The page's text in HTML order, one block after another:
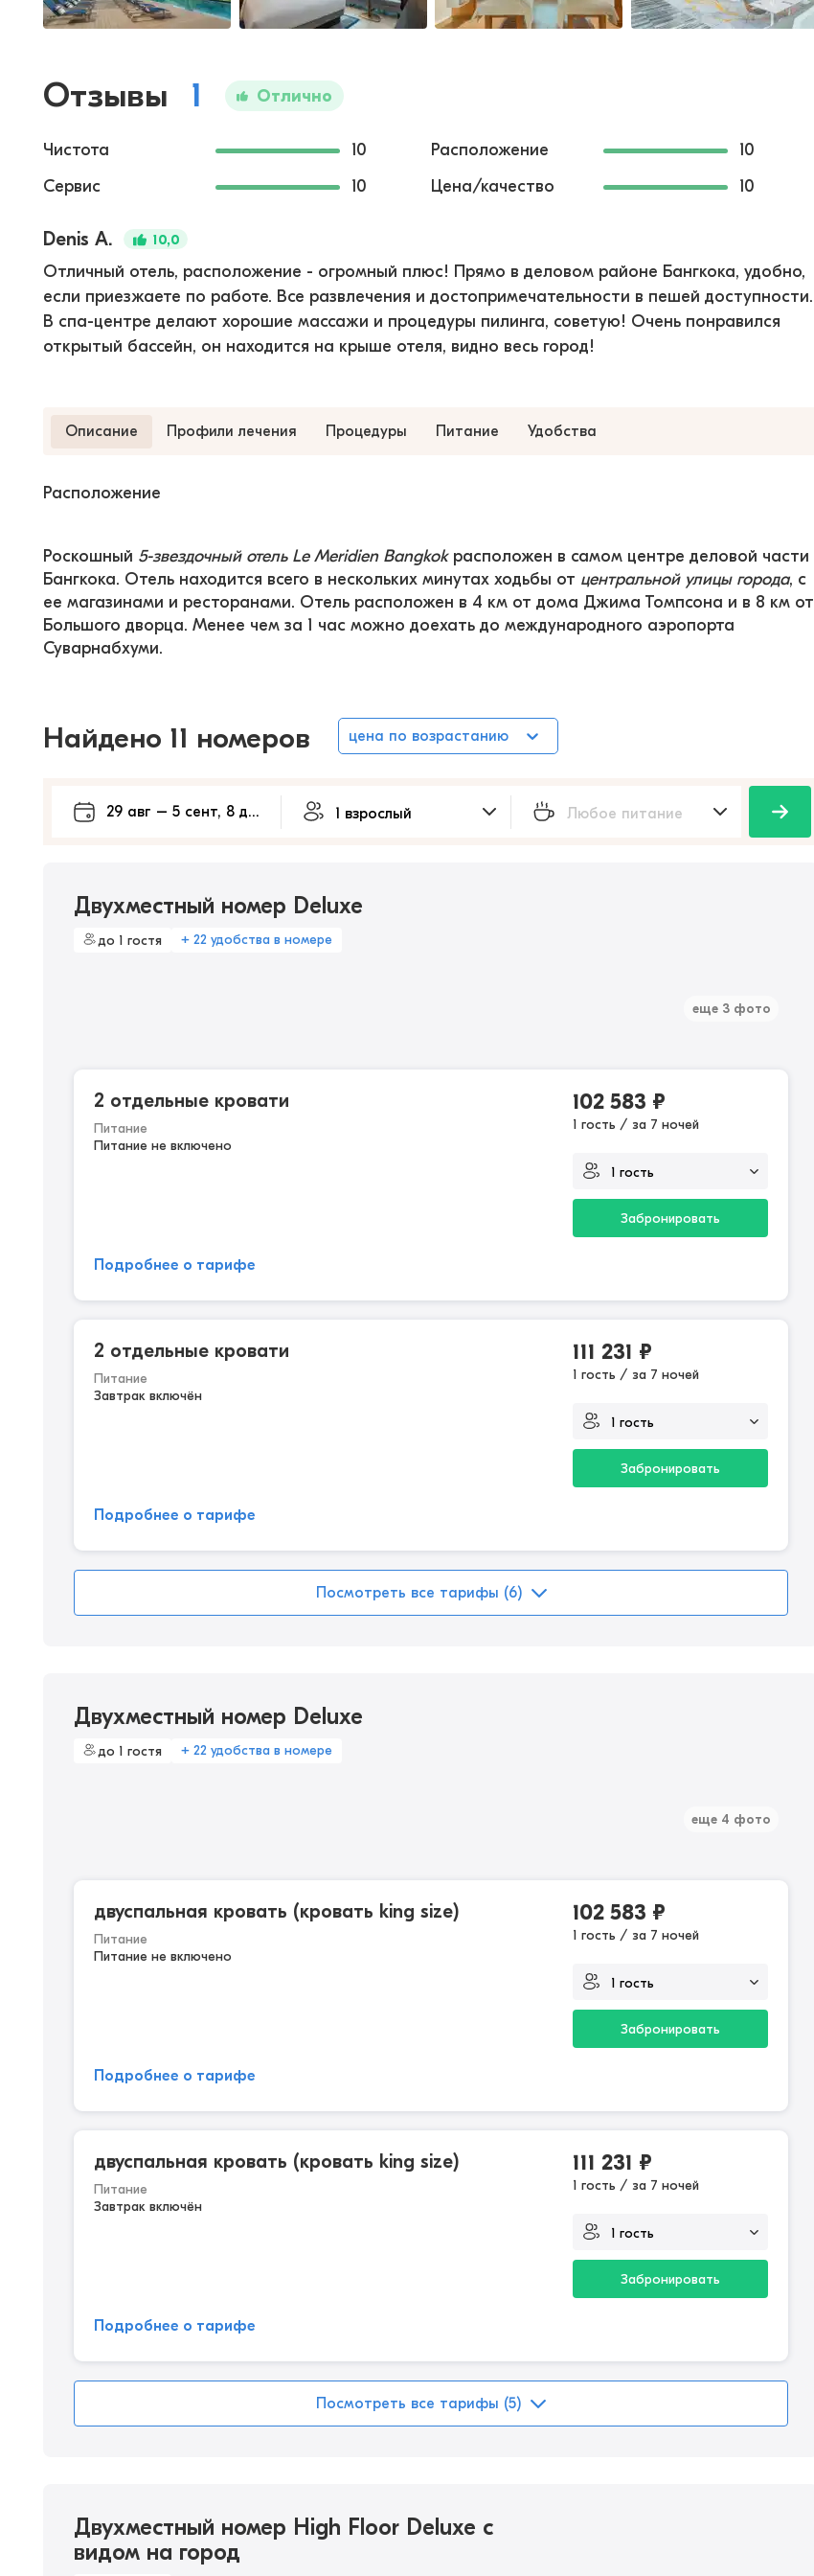
Отзывы 1 Отлично
Чистота 10 Расположение
10
Сервис
10 Цена/качество 10
Denis A. 10,0
Отличный отель, расположение - огромный плюс! Прямо в деловом районе Бангкока, удобно,
если приезжаете по работе. Все развлечения и достопримечательности в пешей доступности.
В спа-центре делают хорошие массажи и процедуры пилинга, советую! Очень понравился
открытый бассейн, он находится на крыше отеля, видно весь город!
Описание Профили лечения Процедуры Питание Удобства
Расположение
Роскошный 5-звездочный отель Le Meridien Bangkok расположен в самом центре деловой части
Бангкока. Отель находится всего в нескольких минутах ходьбы от центральной улицы города, с
ее магазинами и ресторанами. Отель расположен в 4 км от дома Джима Томпсона и в 8 км от
Большого дворца. Менее чем за 1 час можно доехать до международного аэропорта
Суварнабхуми.
Найдено 11 номеров цена по возрастанию
Двухместный номер Deluxe
до 1 гостя + 22 удобства в номере
еще 3 фото
2 отдельные кровати
Питание
Питание не включено
102 583 ₽
1 гость / за 7 ночей
Забронировать
Подробнее о тарифе
2 отдельные кровати
Питание
Завтрак включён
111 231 ₽
1 гость / за 7 ночей
Забронировать
Подробнее о тарифе
Посмотреть все тарифы (6)
Двухместный номер Deluxe
до 1 гостя + 22 удобства в номере
еще 4 фото
двуспальная кровать (кровать king size)
Питание
Питание не включено
102 583 ₽
1 гость / за 7 ночей
Забронировать
Подробнее о тарифе
двуспальная кровать (кровать king size)
Питание
Завтрак включён
111 231 ₽
1 гость / за 7 ночей
Забронировать
Подробнее о тарифе
Посмотреть все тарифы (5)
Двухместный номер High Floor Deluxe с
видом на город